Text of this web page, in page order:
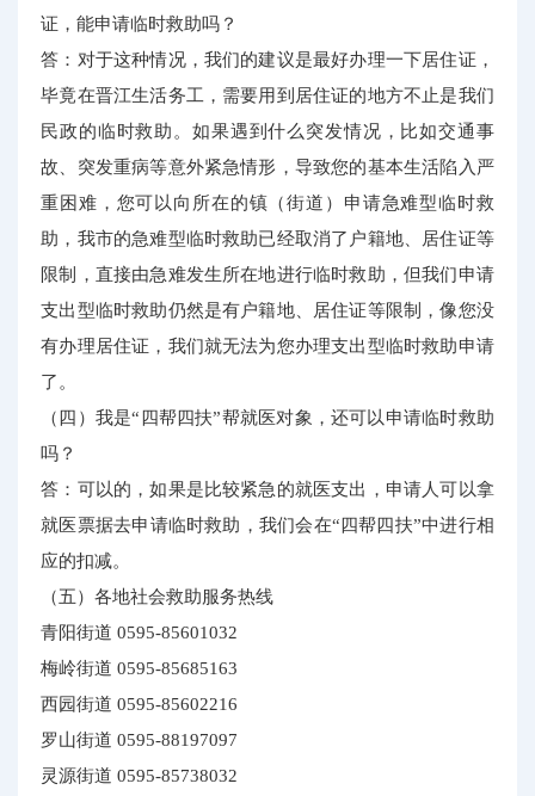
证，能申请临时救助吗？
答：对于这种情况，我们的建议是最好办理一下居住证，
毕竟在晋江生活务工，需要用到居住证的地方不止是我们
民政的临时救助。如果遇到什么突发情况，比如交通事
故、突发重病等意外紧急情形，导致您的基本生活陷入严
重困难，您可以向所在的镇（街道）申请急难型临时救
助，我市的急难型临时救助已经取消了户籍地、居住证等
限制，直接由急难发生所在地进行临时救助，但我们申请
支出型临时救助仍然是有户籍地、居住证等限制，像您没
有办理居住证，我们就无法为您办理支出型临时救助申请
了。
（四）我是“四帮四扶”帮就医对象，还可以申请临时救助
吗？
答：可以的，如果是比较紧急的就医支出，申请人可以拿
就医票据去申请临时救助，我们会在“四帮四扶”中进行相
应的扣减。
（五）各地社会救助服务热线
青阳街道 0595-85601032
梅岭街道 0595-85685163
西园街道 0595-85602216
罗山街道 0595-88197097
灵源街道 0595-85738032